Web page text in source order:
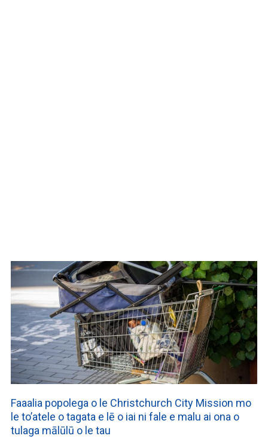
Faaalia popolega o le Christchurch City Mission mo
le to’atele o tagata e lē o iai ni fale e malu ai ona o
tulaga mālūlū o le tau